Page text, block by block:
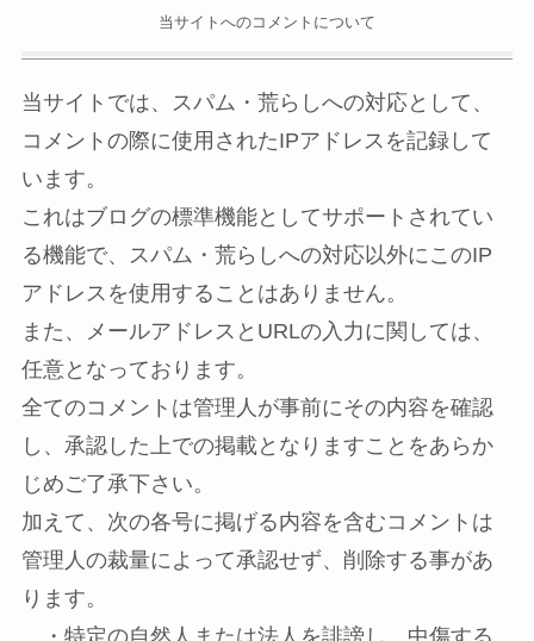
当サイトへのコメントについて
当サイトでは、スパム・荒らしへの対応として、
コメントの際に使用されたIPアドレスを記録して
います。
これはブログの標準機能としてサポートされてい
る機能で、スパム・荒らしへの対応以外にこのIP
アドレスを使用することはありません。
また、メールアドレスとURLの入力に関しては、
任意となっております。
全てのコメントは管理人が事前にその内容を確認
し、承認した上での掲載となりますことをあらか
じめご了承下さい。
加えて、次の各号に掲げる内容を含むコメントは
管理人の裁量によって承認せず、削除する事があ
ります。